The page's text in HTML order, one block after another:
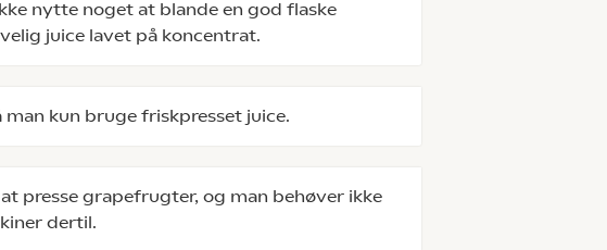
nytte noget at blande en god flaske
juice lavet på koncentrat.
man kun bruge friskpresset juice.
presse grapefrugter, og man behøver ikke
dertil.